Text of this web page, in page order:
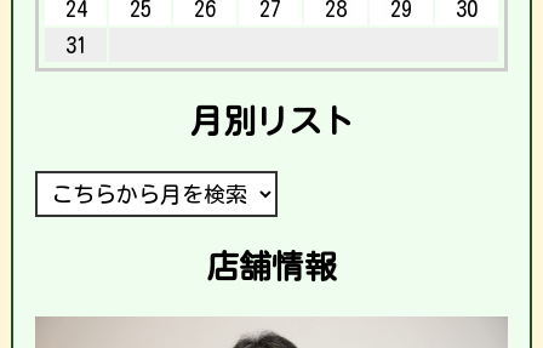
24
25 26 27 28 29
30
31
月別リスト
店舗情報